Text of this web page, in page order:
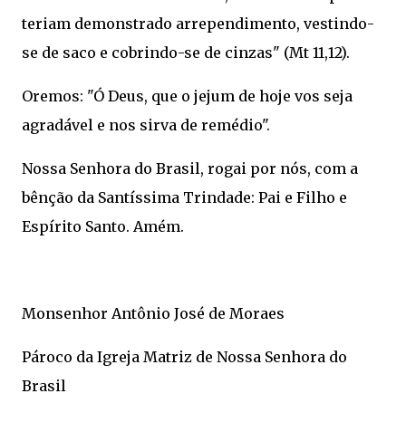
teriam demonstrado arrependimento, vestindo-
se de saco e cobrindo-se de cinzas" (Mt 11,12).
Oremos: "Ó Deus, que o jejum de hoje vos seja
agradável e nos sirva de remédio".
Nossa Senhora do Brasil, rogai por nós, com a
bênção da Santíssima Trindade: Pai e Filho e
Espírito Santo. Amém.
Monsenhor Antônio José de Moraes
Pároco da Igreja Matriz de Nossa Senhora do
Brasil